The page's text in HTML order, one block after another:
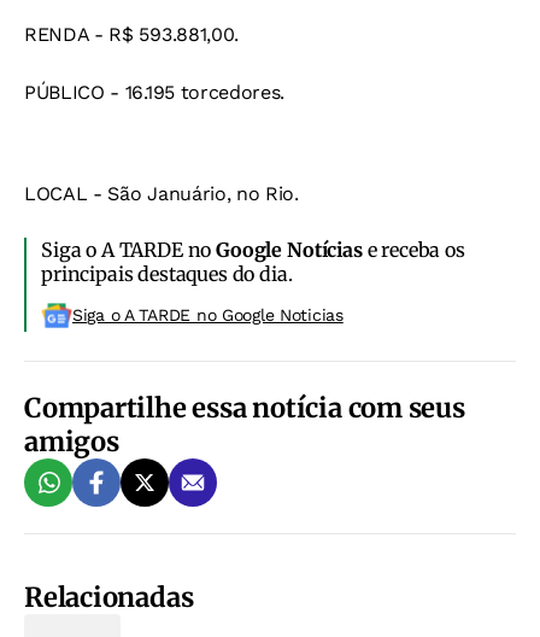
RENDA - R$ 593.881,00.
PÚBLICO - 16.195 torcedores.
LOCAL - São Januário, no Rio.
Siga o A TARDE noGoogle Notíciase receba os
principais destaques do dia.
Siga o A TARDE no Google Noticias
Compartilhe essa notícia com seus
amigos
Relacionadas